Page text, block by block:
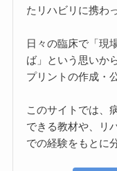
たリハビリに携わ
日々の臨床で「現
ば」という思いか
プリントの作成・
このサイトでは、
できる教材や、リ
での経験をもとに